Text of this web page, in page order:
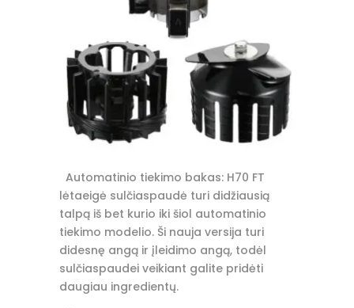
Automatinio tiekimo bakas: H70 FT
lėtaeigė sulčiaspaudė turi didžiausią
talpą iš bet kurio iki šiol automatinio
tiekimo modelio. Ši nauja versija turi
didesnę angą ir įleidimo angą, todėl
sulčiaspaudei veikiant galite pridėti
daugiau ingredientų.